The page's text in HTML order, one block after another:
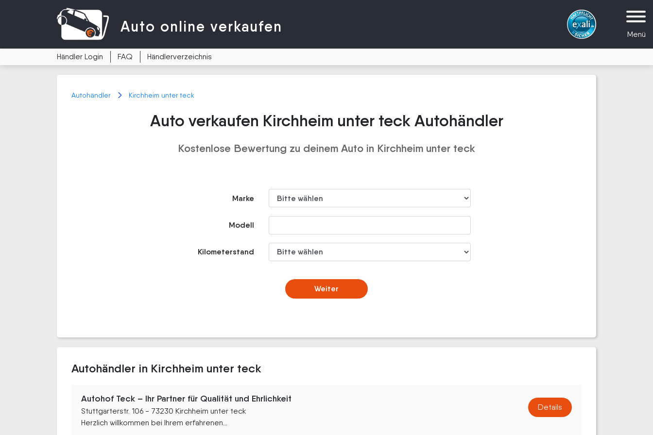
Menü
Auto online verkaufen
Händler Login FAQ Händlerverzeichnis
Autohändler Kirchheim unter teck
Auto verkaufen Kirchheim unter teck Autohändler
Kostenlose Bewertung zu deinem Auto in Kirchheim unter teck
Marke
Modell
Kilometerstand
Weiter
Autohändler in Kirchheim unter teck
Autohof Teck – Ihr Partner für Qualität und Ehrlichkeit
Stuttgarterstr. 106 - 73230 Kirchheim unter teck
Herzlich willkommen bei Ihrem erfahrenen...
Details